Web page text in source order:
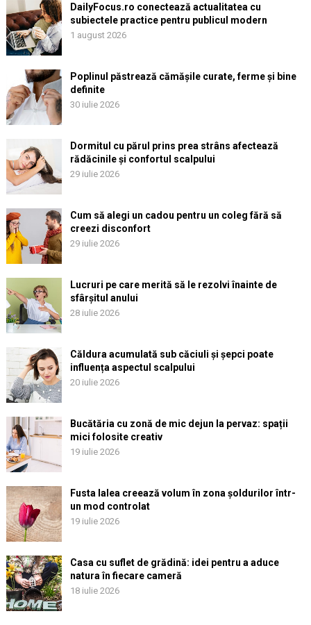
DailyFocus.ro conectează actualitatea cu
subiectele practice pentru publicul modern
1 august 2026
Poplinul păstrează cămășile curate, ferme și bine
definite
30 iulie 2026
Dormitul cu părul prins prea strâns afectează
rădăcinile și confortul scalpului
29 iulie 2026
Cum să alegi un cadou pentru un coleg fără să
creezi disconfort
29 iulie 2026
Lucruri pe care merită să le rezolvi înainte de
sfârșitul anului
28 iulie 2026
Căldura acumulată sub căciuli și șepci poate
influența aspectul scalpului
20 iulie 2026
Bucătăria cu zonă de mic dejun la pervaz: spații
mici folosite creativ
19 iulie 2026
Fusta lalea creează volum în zona șoldurilor într-
un mod controlat
19 iulie 2026
Casa cu suflet de grădină: idei pentru a aduce
natura în fiecare cameră
18 iulie 2026